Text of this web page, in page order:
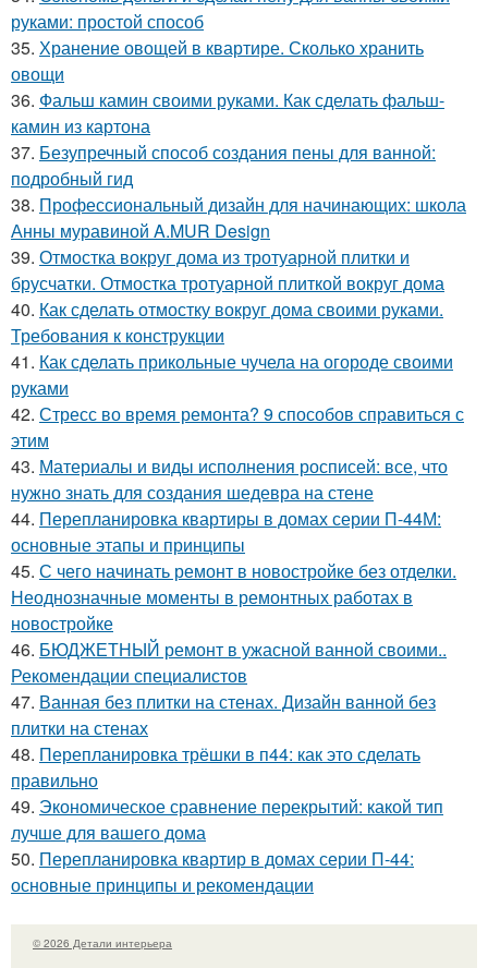
руками: простой способ
35. Хранение овощей в квартире. Сколько хранить
овощи
36. Фальш камин своими руками. Как сделать фальш-
камин из картона
37. Безупречный способ создания пены для ванной:
подробный гид
38. Профессиональный дизайн для начинающих: школа
Анны муравиной A.MUR Design
39. Отмостка вокруг дома из тротуарной плитки и
брусчатки. Отмостка тротуарной плиткой вокруг дома
40. Как сделать отмостку вокруг дома своими руками.
Требования к конструкции
41. Как сделать прикольные чучела на огороде своими
руками
42. Стресс во время ремонта? 9 способов справиться с
этим
43. Материалы и виды исполнения росписей: все, что
нужно знать для создания шедевра на стене
44. Перепланировка квартиры в домах серии П-44М:
основные этапы и принципы
45. С чего начинать ремонт в новостройке без отделки.
Неоднозначные моменты в ремонтных работах в
новостройке
46. БЮДЖЕТНЫЙ ремонт в ужасной ванной своими..
Рекомендации специалистов
47. Ванная без плитки на стенах. Дизайн ванной без
плитки на стенах
48. Перепланировка трёшки в п44: как это сделать
правильно
49. Экономическое сравнение перекрытий: какой тип
лучше для вашего дома
50. Перепланировка квартир в домах серии П-44:
основные принципы и рекомендации
© 2026 Детали интерьера